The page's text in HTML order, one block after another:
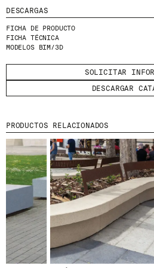
DESCARGAS
FICHA DE PRODUCTO
FICHA TÉCNICA
MODELOS BIM/3D
SOLICITAR
DESCARGAR
PRODUCTOS RELACIONADOS
© 2026 ESCOFET 1886 S.A.